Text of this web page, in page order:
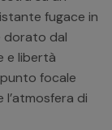
fugace in
dorato dal
e libertà
focale
l’atmosfera di